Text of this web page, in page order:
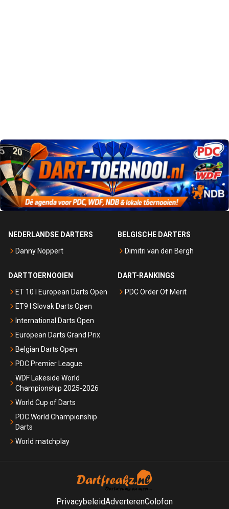
NEDERLANDSE DARTERS
Danny Noppert
BELGISCHE DARTERS
Dimitri van den Bergh
DARTTOERNOOIEN
ET 10 I European Darts Open
ET9 I Slovak Darts Open
International Darts Open
European Darts Grand Prix
Belgian Darts Open
PDC Premier League
WDF Lakeside World
Championship 2025-2026
World Cup of Darts
PDC World Championship
Darts
World matchplay
DART-RANKINGS
PDC Order Of Merit
PrivacybeleidAdverterenColofon